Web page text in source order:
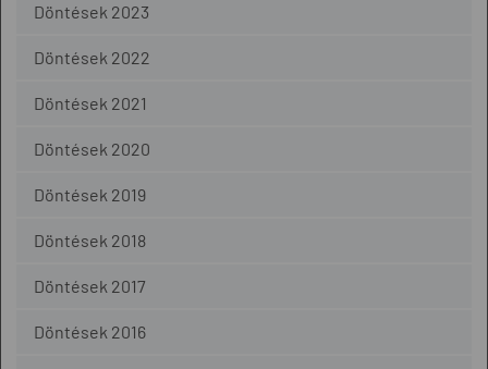
Döntések 2023
Döntések 2022
Döntések 2021
Döntések 2020
Döntések 2019
Döntések 2018
Döntések 2017
Döntések 2016